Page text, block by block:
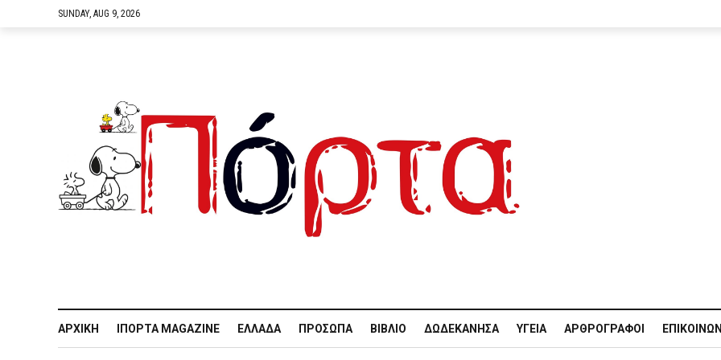
SUNDAY, AUG 9, 2026
ΑΡΧΙΚΉ IΠΌΡΤΑ MAGAZINE ΕΛΛΆΔΑ ΠΡΌΣΩΠΑ ΒΙΒΛΊΟ ΔΩΔΕΚΆΝΗΣΑ ΥΓΕΊΑ ΑΡΘΡΟΓΡΆΦΟΙ